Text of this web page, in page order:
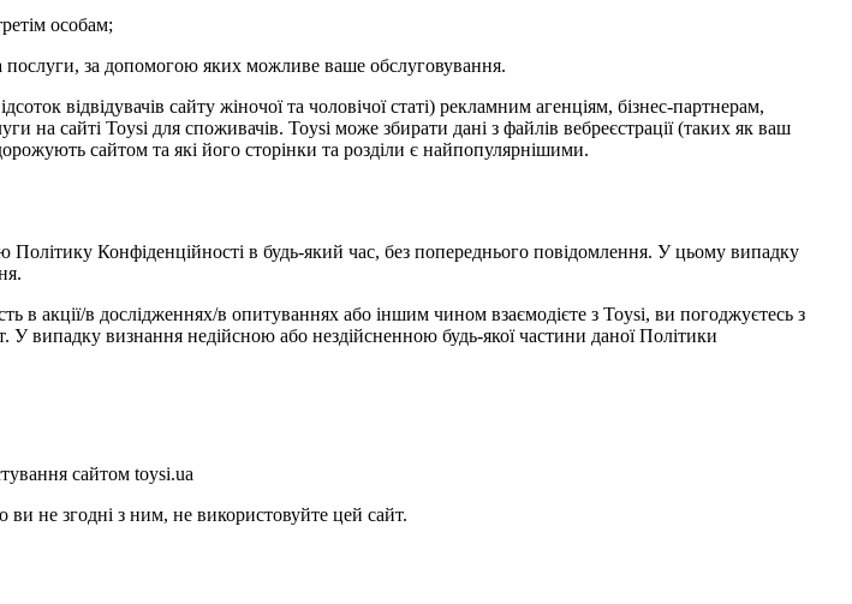
особам;
послуги, за допомогою яких можливе ваше обслуговування.
відвідувачів сайту жіночої та чоловічої статі) рекламним агенціям, бізнес-партнерам,
на сайті Toysi для споживачів. Toysi може збирати дані з файлів вебреєстрації (таких як ваш
сайтом та які його сторінки та розділи є найпопулярнішими.
Конфіденційності в будь-який час, без попереднього повідомлення. У цьому випадку
в акції/в дослідженнях/в опитуваннях або іншим чином взаємодієте з Toysi, ви погоджуєтесь з
випадку визнання недійсною або нездійсненною будь-якої частини даної Політики
сайтом toysi.ua
не згодні з ним, не використовуйте цей сайт.